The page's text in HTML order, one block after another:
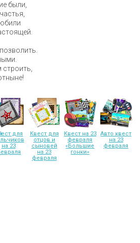
были,
для
на 23
Квест для
отцов и
сыновей
на 23
февраля
Квест на 23
февраля
«Большие
гонки»
Авто квест
на 23
февраля